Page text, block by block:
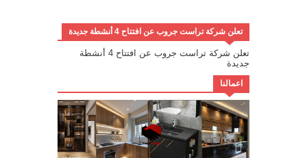
تعلن شركة تراست جروب عن افتتاح 4 أنشطة جديدة
تعلن شركة تراست جروب عن افتتاح 4 أنشطة
جديدة
اعمالنا